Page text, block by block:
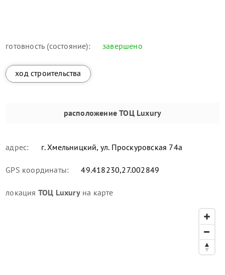
готовность (состояние): завершено
ход строительства
расположение ТОЦ Luxury
адрес: г. Хмельницкий, ул. Проскуровская 74а
GPS координаты: 49.418230,27.002849
локация ТОЦ Luxuryна карте